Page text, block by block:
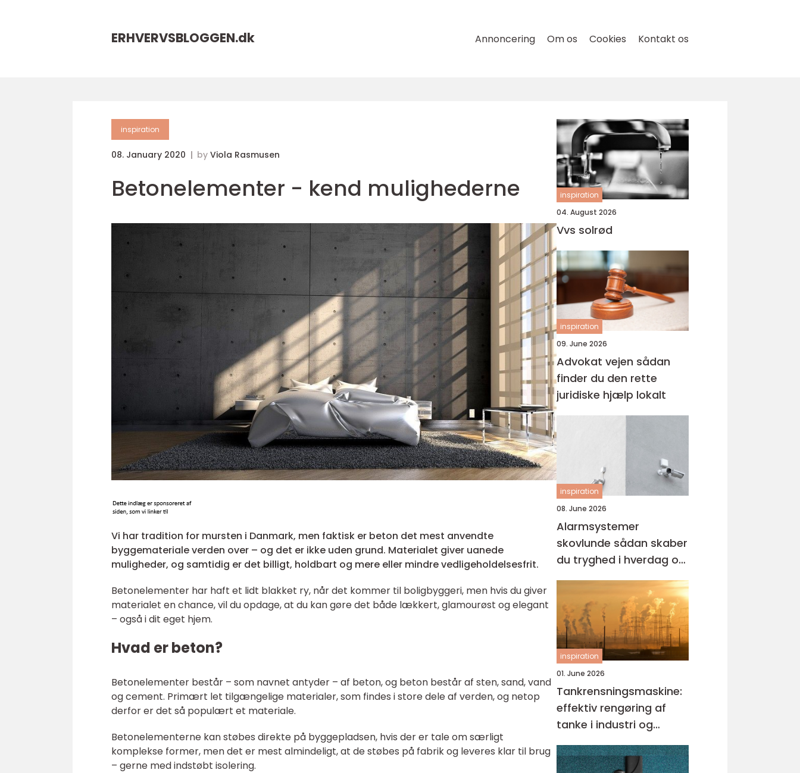
ERHVERVSBLOGGEN.dk Annoncering Om os Cookies Kontakt os
inspiration
08. January 2020 by Viola Rasmusen
Betonelementer - kend mulighederne
Vi har tradition for mursten i Danmark, men faktisk er beton det mest anvendte
byggemateriale verden over – og det er ikke uden grund. Materialet giver uanede
muligheder, og samtidig er det billigt, holdbart og mere eller mindre vedligeholdelsesfrit.
Betonelementer har haft et lidt blakket ry, når det kommer til boligbyggeri, men hvis du giver
materialet en chance, vil du opdage, at du kan gøre det både lækkert, glamourøst og elegant
– også i dit eget hjem.
Hvad er beton?
Betonelementer består – som navnet antyder – af beton, og beton består af sten, sand, vand
og cement. Primært let tilgængelige materialer, som findes i store dele af verden, og netop
derfor er det så populært et materiale.
Betonelementerne kan støbes direkte på byggepladsen, hvis der er tale om særligt
komplekse former, men det er mest almindeligt, at de støbes på fabrik og leveres klar til brug
– gerne med indstøbt isolering.
inspiration
04. August 2026
Vvs solrød
inspiration
09. June 2026
Advokat vejen sådan
finder du den rette
juridiske hjælp lokalt
inspiration
08. June 2026
Alarmsystemer
skovlunde sådan skaber
du tryghed i hverdag og
erhverv
inspiration
01. June 2026
Tankrensningsmaskine:
effektiv rengøring af
tanke i industri og
fødevareproduktion